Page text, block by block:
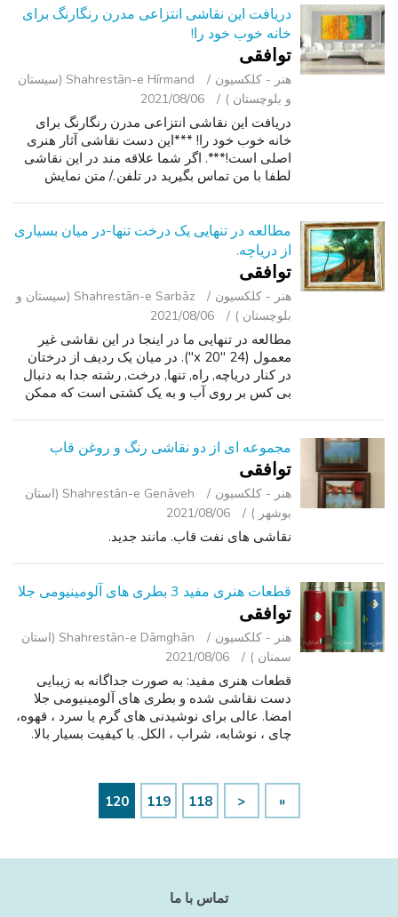
دریافت این نقاشی انتزاعی مدرن رنگارنگ برای
خانه خوب خود را!
توافقی
هنر - کلکسیون
Shahrestān-e Hīrmand (سیستان
و بلوچستان )
2021/08/06
دریافت این نقاشی انتزاعی مدرن رنگارنگ برای
خانه خوب خود را! ***این دست نقاشی آثار هنری
اصلی است!***. اگر شما علاقه مند در این نقاشی
لطفا با من تماس بگیرید در تلفن./ متن نمایش
مطالعه در تنهایی یک درخت تنها-در میان بسیاری
از دریاچه.
توافقی
هنر - کلکسیون
Shahrestān-e Sarbāz (سیستان و
بلوچستان )
2021/08/06
مطالعه در تنهایی ما در اینجا در این نقاشی غیر
معمول (24 "x 20"). در میان یک ردیف از درختان
در کنار دریاچه, راه, تنها, درخت, رشته جدا به دنبال
بی کس بر روی آب و به یک کشتی است که ممکن
مجموعه ای از دو نقاشی رنگ و روغن قاب
توافقی
هنر - کلکسیون
Shahrestān-e Genāveh (استان
بوشهر )
2021/08/06
نقاشی های نفت قاب. مانند جدید.
قطعات هنری مفید 3 بطری های آلومینیومی جلا
توافقی
هنر - کلکسیون
Shahrestān-e Dāmghān (استان
سمنان )
2021/08/06
قطعات هنری مفید: به صورت جداگانه به زیبایی
دست نقاشی شده و بطری های آلومینیومی جلا
امضا. عالی برای نوشیدنی های گرم یا سرد ، قهوه،
چای ، نوشابه، شراب ، الکل. با کیفیت بسیار بالا.
«
<
118
119
120
تماس با ما